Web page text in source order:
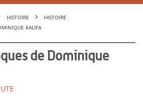
HISTOIRE
HISTOIRE
KALIFA
de Dominique